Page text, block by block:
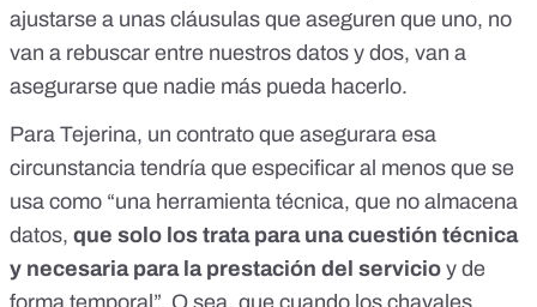
ajustarse a unas cláusulas que aseguren que uno, no
van a rebuscar entre nuestros datos y dos, van a
asegurarse que nadie más pueda hacerlo.
Para Tejerina, un contrato que asegurara esa
circunstancia tendría que especificar al menos que se
usa como “una herramienta técnica, que no almacena
datos, que solo los trata para una cuestión técnica
y necesaria para la prestación del servicio y de